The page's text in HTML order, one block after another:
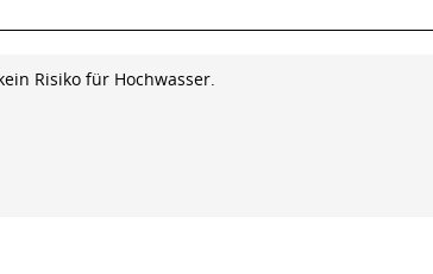
Risiko für Hochwasser.